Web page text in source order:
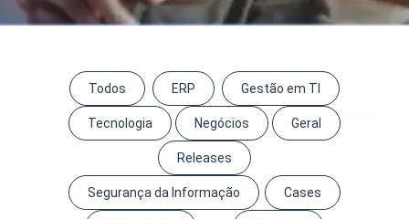
Todos ERP Gestão em TI
Tecnologia Negócios Geral
Releases
Segurança da Informação Cases